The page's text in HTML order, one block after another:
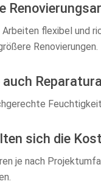
Arbeiten flexibel und
Renovierungen.
auch
sich die
je nach